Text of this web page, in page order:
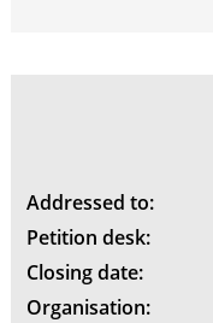
Addressed to:
Petition desk:
Closing date:
Organisation: